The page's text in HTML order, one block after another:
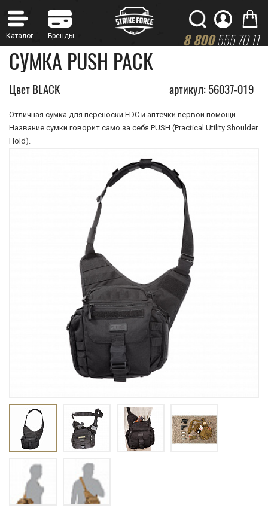
8 800555 70 11
СУМКА PUSH PACK
Цвет BLACK артикул: 56037-019
Отличная сумка для переноски EDC и аптечки первой помощи.
Название сумки говорит само за себя PUSH (Practical Utility Shoulder
Hold).